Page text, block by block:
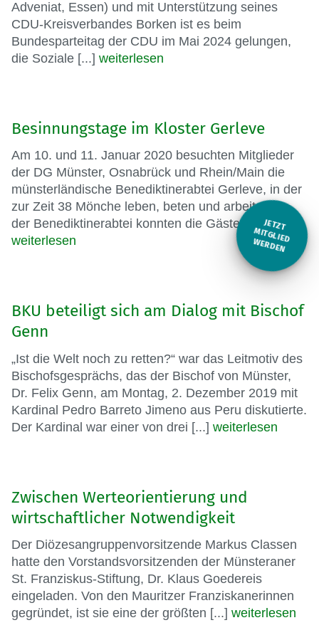
JETZT
M
ITGLIED W
ERDEN
Adveniat, Essen) und mit Unterstützung seines
CDU-Kreisverbandes Borken ist es beim
Bundesparteitag der CDU im Mai 2024 gelungen,
die Soziale [...] weiterlesen
Besinnungstage im Kloster Gerleve
Am 10. und 11. Januar 2020 besuchten Mitglieder
der DG Münster, Osnabrück und Rhein/Main die
münsterländische Benediktinerabtei Gerleve, in der
zur Zeit 38 Mönche leben, beten und arbeiten. In
der Benediktinerabtei konnten die Gäste [...]
weiterlesen
BKU beteiligt sich am Dialog mit Bischof
Genn
„Ist die Welt noch zu retten?“ war das Leitmotiv des
Bischofsgesprächs, das der Bischof von Münster,
Dr. Felix Genn, am Montag, 2. Dezember 2019 mit
Kardinal Pedro Barreto Jimeno aus Peru diskutierte.
Der Kardinal war einer von drei [...] weiterlesen
Zwischen Werteorientierung und
wirtschaftlicher Notwendigkeit
Der Diözesangruppenvorsitzende Markus Classen
hatte den Vorstandsvorsitzenden der Münsteraner
St. Franziskus-Stiftung, Dr. Klaus Goedereis
eingeladen. Von den Mauritzer Franziskanerinnen
gegründet, ist sie eine der größten [...] weiterlesen